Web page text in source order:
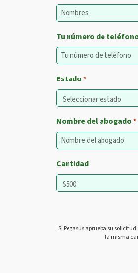
Tu número de teléfono
Estado *
Nombre del abogado *
Cantidad
Si Pegasus aprueba su
la misma